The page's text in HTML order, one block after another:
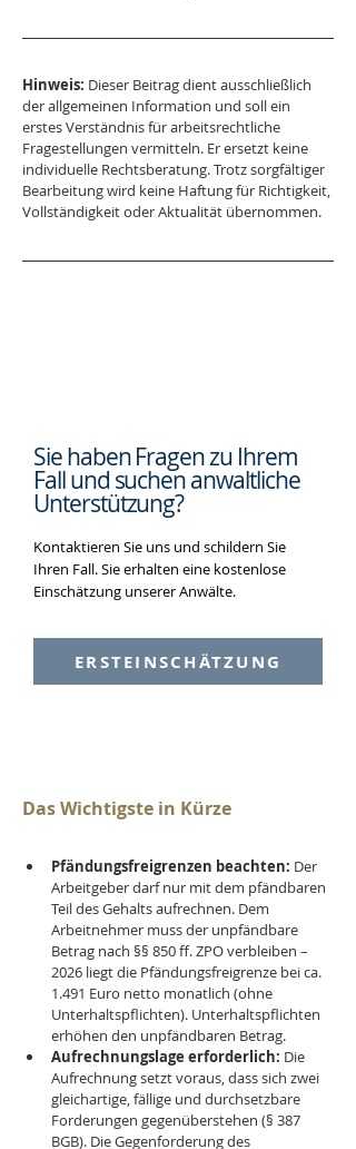
Hinweis: Dieser Beitrag dient ausschließlich
der allgemeinen Information und soll ein
erstes Verständnis für arbeitsrechtliche
Fragestellungen vermitteln. Er ersetzt keine
individuelle Rechtsberatung. Trotz sorgfältiger
Bearbeitung wird keine Haftung für Richtigkeit,
Vollständigkeit oder Aktualität übernommen.
Sie haben Fragen zu Ihrem
Fall und suchenanwaltliche
Unterstützung?
Kontaktieren Sie uns und schildern Sie
Ihren Fall. Sie erhalten eine kostenlose
Einschätzung unserer Anwälte.
ERSTEINSCHÄTZUNG
Das Wichtigste in Kürze
Pfändungsfreigrenzen beachten: Der
Arbeitgeber darf nur mit dem pfändbaren
Teil des Gehalts aufrechnen. Dem
Arbeitnehmer muss der unpfändbare
Betrag nach §§ 850 ff. ZPO verbleiben –
2026 liegt die Pfändungsfreigrenze bei ca.
1.491 Euro netto monatlich (ohne
Unterhaltspflichten). Unterhaltspflichten
erhöhen den unpfändbaren Betrag.
Aufrechnungslage erforderlich: Die
Aufrechnung setzt voraus, dass sich zwei
gleichartige, fällige und durchsetzbare
Forderungen gegenüberstehen (§ 387
BGB). Die Gegenforderung des